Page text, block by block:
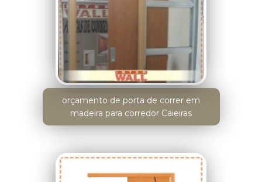
orçamento de porta de correr em
madeira para corredor Caieiras